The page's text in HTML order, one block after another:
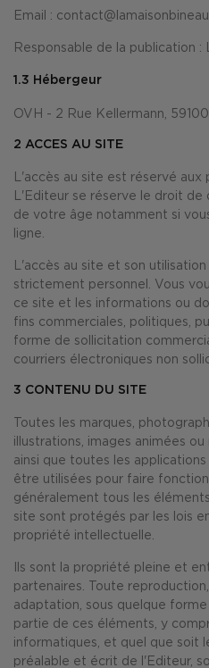
Email :
Responsable de la publication :
1.3 Hébergeur
OVH - 2 Rue Kellermann,
2 ACCES AU SITE
L'accès au site est réservé aux
L'Editeur se réserve le droit
de votre âge notamment si
ligne.
L'accès au site et son
strictement personnel. Vous
ce site et les informations ou
fins commerciales, politiques,
forme de sollicitation
courriers électroniques non
3 CONTENU DU SITE
Toutes les marques,
illustrations, images animées ou
ainsi que toutes les
être utilisées pour faire
généralement tous les
site sont protégés par les lois
propriété intellectuelle.
Ils sont la propriété pleine et
partenaires. Toute
adaptation, sous quelque
partie de ces éléments, y
informatiques, et quel que soit
préalable et écrit de l'Editeur,